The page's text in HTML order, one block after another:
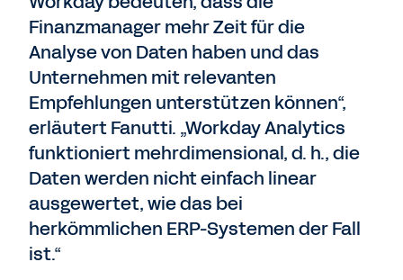
Finanzmanager mehr Zeit für die
Analyse von Daten haben und das
Unternehmen mit relevanten
Empfehlungen unterstützen können“,
erläutert Fanutti. „Workday Analytics
funktioniert mehrdimensional, d. h., die
Daten werden nicht einfach linear
ausgewertet, wie das bei
herkömmlichen ERP-Systemen der Fall
ist.“